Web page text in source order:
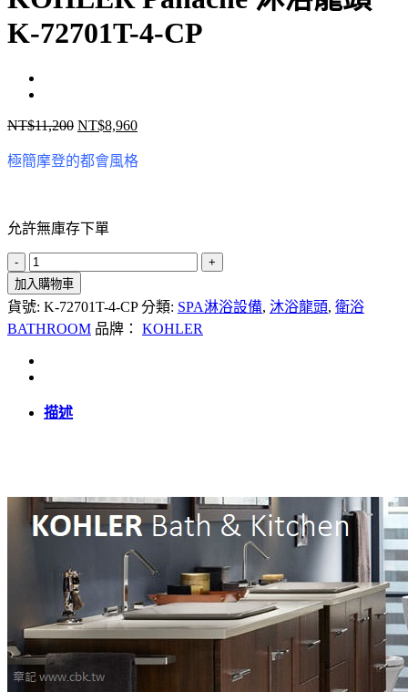
K-72701T-4-CP
NT$11,200 原
始
價
NT$8,960目
極簡摩登的都會風格
允許無庫存下單
KOHLER
Panache
沐
浴
龍
頭
K-
4-
加入購物車
貨號: K-72701T-4-CP 分類: SPA淋浴設備, 沐浴龍頭, 衛浴
BATHROOM 品牌： KOHLER
描述